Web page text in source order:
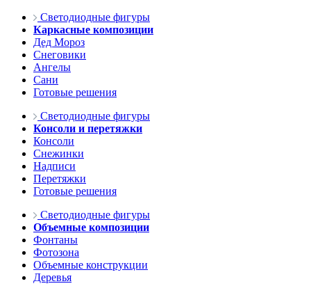
Светодиодные фигуры
Каркасные композиции
Дед Мороз
Снеговики
Ангелы
Сани
Готовые решения
Светодиодные фигуры
Консоли и перетяжки
Консоли
Снежинки
Надписи
Перетяжки
Готовые решения
Светодиодные фигуры
Объемные композиции
Фонтаны
Фотозона
Объемные конструкции
Деревья